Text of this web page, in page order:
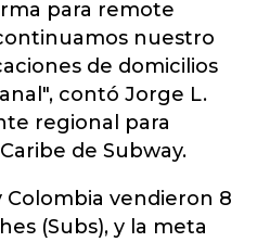
para remote
nuestro
de domicilios
contó Jorge L.
regional para
de Subway.
Colombia vendieron 8
(Subs), y la meta